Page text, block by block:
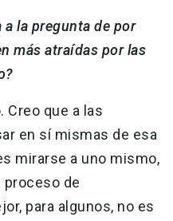
la pregunta de por
más atraídas por las
Creo que a las
en sí mismas de esa
mirarse a uno mismo,
de
para algunos, no es